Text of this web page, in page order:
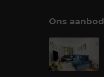
Ons aanbod